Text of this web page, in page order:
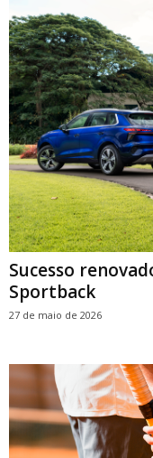
Sucesso
Sportback
27 de maio de 2026